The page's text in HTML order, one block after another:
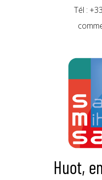
Tél :
Huot,